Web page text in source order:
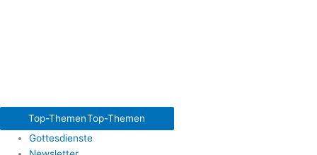
Top-ThemenTop-Themen
Gottesdienste